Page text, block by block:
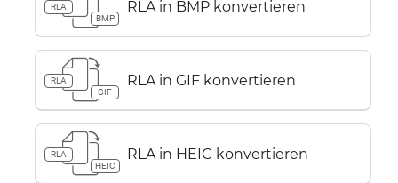
RLA
BMP
RLA in BMP konvertieren
RLA
GIF
RLA in GIF konvertieren
RLA
HEIC
RLA in HEIC konvertieren